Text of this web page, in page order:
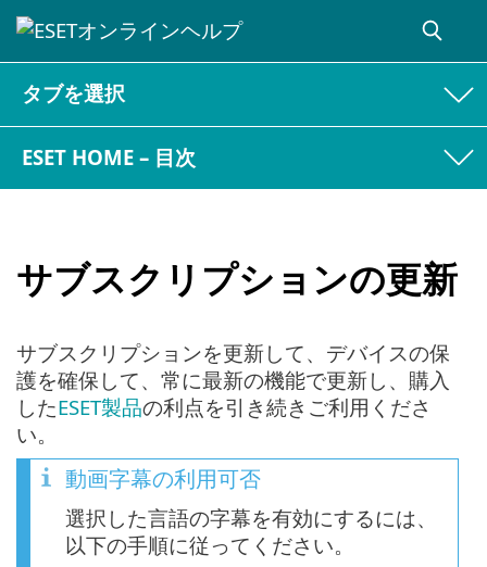
タブを選択
ESET HOME – 目次
サブスクリプションの更新
サブスクリプションを更新して、デバイスの保
護を確保して、常に最新の機能で更新し、購入
したESET製品の利点を引き続きご利用くださ
い。
動画字幕の利用可否
選択した言語の字幕を有効にするには、
以下の手順に従ってください。